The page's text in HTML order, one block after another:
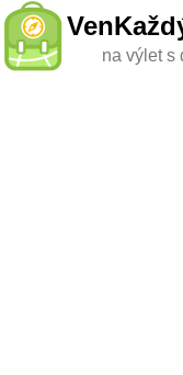
na výlet s